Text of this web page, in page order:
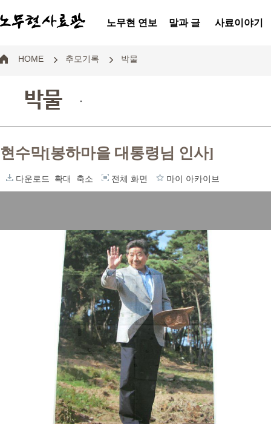
노무현 연보 말과 글 사료이야기
HOME 추모기록 박물
박물 .
현수막[봉하마을 대통령님 인사]
다운로드 확대 축소 전체 화면 마이 아카이브